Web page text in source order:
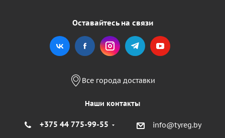
Оставайтесь на связи
Все города доставки
Наши контакты
+375 44 775-99-55 info@tyreg.by